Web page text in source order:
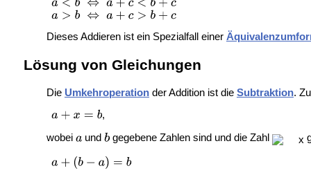
Dieses Addieren ist ein Spezialfall einer
Lösung von Gleichungen
Die Umkehroperationder Addition ist die Subtraktion.
,
wobei und gegebene Zahlen sind und die Zahl